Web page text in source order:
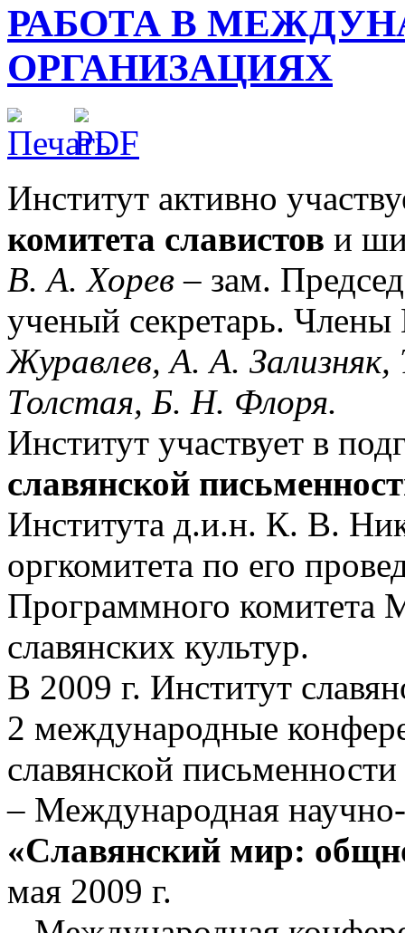
РАБОТА В
ОРГАНИЗАЦИЯХ
Институт активно
комитета славистов и
В. А. Хорев – зам.
ученый секретарь.
Журавлев, А. А.
Толстая, Б. Н. Флоря.
Институт участвует в
славянской
Института д.и.н. К. В.
оргкомитета по его
Программного комитета
славянских культур.
В 2009 г. Институт
2 международные
славянской
– Международная
«Славянский мир:
мая 2009 г.